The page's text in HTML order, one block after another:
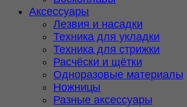
Аксессуары
Лезвия и насадки
Техника для укладки
Техника для стрижки
Расчёски и щётки
Одноразовые материалы
Ножницы
Разные аксессуары